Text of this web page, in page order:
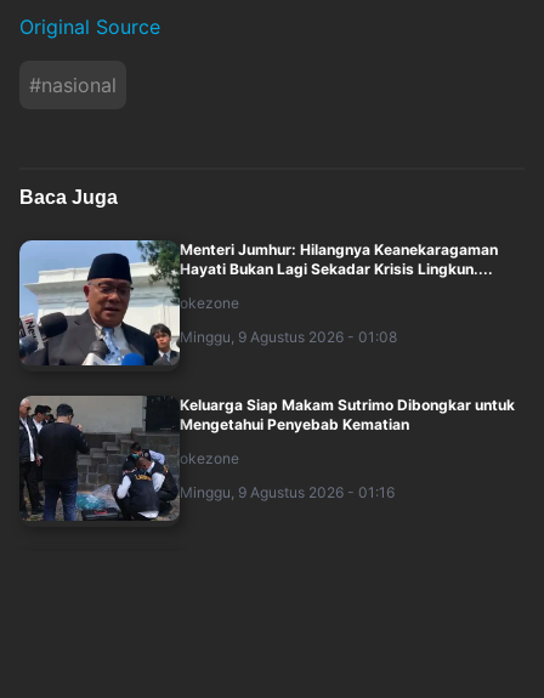
Original Source
#nasional
Baca Juga
Menteri Jumhur: Hilangnya Keanekaragaman
Hayati Bukan Lagi Sekadar Krisis Lingkun....
okezone
Minggu, 9 Agustus 2026 - 01:08
Keluarga Siap Makam Sutrimo Dibongkar untuk
Mengetahui Penyebab Kematian
okezone
Minggu, 9 Agustus 2026 - 01:16